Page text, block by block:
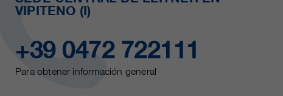
VIPITENO (I)
+39 0472 722111
Para obtener información general